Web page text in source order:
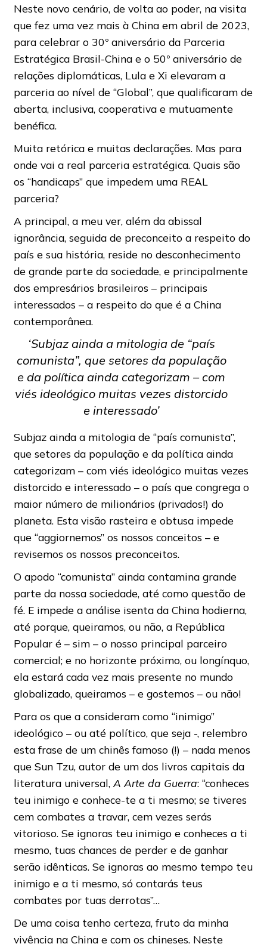
Neste novo cenário, de volta ao poder, na visita
que fez uma vez mais à China em abril de 2023,
para celebrar o 30º aniversário da Parceria
Estratégica Brasil-China e o 50º aniversário de
relações diplomáticas, Lula e Xi elevaram a
parceria ao nível de “Global”, que qualificaram de
aberta, inclusiva, cooperativa e mutuamente
benéfica.
Muita retórica e muitas declarações. Mas para
onde vai a real parceria estratégica. Quais são
os “handicaps” que impedem uma REAL
parceria?
A principal, a meu ver, além da abissal
ignorância, seguida de preconceito a respeito do
país e sua história, reside no desconhecimento
de grande parte da sociedade, e principalmente
dos empresários brasileiros – principais
interessados – a respeito do que é a China
contemporânea.
‘Subjaz ainda a mitologia de “país
comunista”, que setores da população
e da política ainda categorizam – com
viés ideológico muitas vezes distorcido
e interessado’
Subjaz ainda a mitologia de “país comunista”,
que setores da população e da política ainda
categorizam – com viés ideológico muitas vezes
distorcido e interessado – o país que congrega o
maior número de milionários (privados!) do
planeta. Esta visão rasteira e obtusa impede
que “aggiornemos” os nossos conceitos – e
revisemos os nossos preconceitos.
O apodo “comunista” ainda contamina grande
parte da nossa sociedade, até como questão de
fé. E impede a análise isenta da China hodierna,
até porque, queiramos, ou não, a República
Popular é – sim – o nosso principal parceiro
comercial; e no horizonte próximo, ou longínquo,
ela estará cada vez mais presente no mundo
globalizado, queiramos – e gostemos – ou não!
Para os que a consideram como “inimigo”
ideológico – ou até político, que seja -, relembro
esta frase de um chinês famoso (!) – nada menos
que Sun Tzu, autor de um dos livros capitais da
literatura universal, A Arte da Guerra: “conheces
teu inimigo e conhece-te a ti mesmo; se tiveres
cem combates a travar, cem vezes serás
vitorioso. Se ignoras teu inimigo e conheces a ti
mesmo, tuas chances de perder e de ganhar
serão idênticas. Se ignoras ao mesmo tempo teu
inimigo e a ti mesmo, só contarás teus
combates por tuas derrotas”…
De uma coisa tenho certeza, fruto da minha
vivência na China e com os chineses. Neste